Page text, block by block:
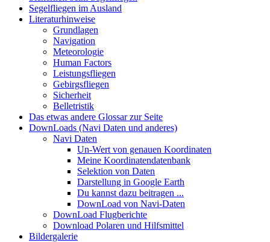
Segelfliegen im Ausland
Literaturhinweise
Grundlagen
Navigation
Meteorologie
Human Factors
Leistungsfliegen
Gebirgsfliegen
Sicherheit
Belletristik
Das etwas andere Glossar zur Seite
DownLoads (Navi Daten und anderes)
Navi Daten
Un-Wert von genauen Koordinaten
Meine Koordinatendatenbank
Selektion von Daten
Darstellung in Google Earth
Du kannst dazu beitragen ...
DownLoad von Navi-Daten
DownLoad Flugberichte
Download Polaren und Hilfsmittel
Bildergalerie